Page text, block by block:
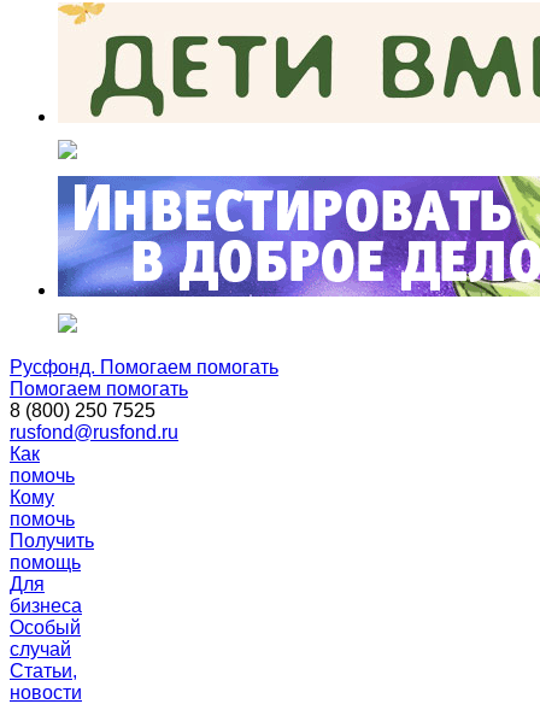
Русфонд. Помогаем помогать
Помогаем помогать
8 (800) 250 7525
rusfond@rusfond.ru
Как
помочь
Кому
помочь
Получить
помощь
Для
бизнеса
Особый
случай
Статьи,
новости